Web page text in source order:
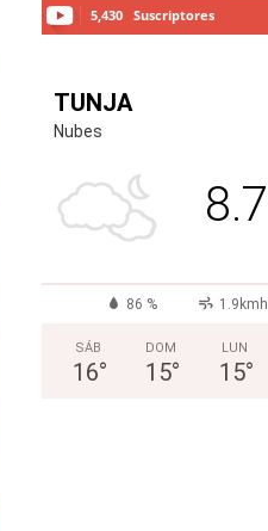
5,430 Suscriptores
TUNJA
Nubes
8.7
86 % 1.9kmh
SÁB
16°
DOM
15°
LUN
15°